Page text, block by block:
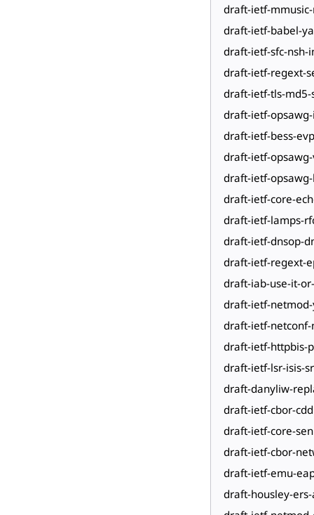
draft-ietf-
draft-ietf-babel-
draft-ietf-sfc-nsh-
draft-ietf-regext-
draft-ietf-tls-
draft-ietf-
draft-ietf-bess-
draft-ietf-
draft-ietf-
draft-ietf-core-
draft-ietf-lamps-
draft-ietf-dnsop-
draft-ietf-regext-
draft-iab-use-it-
draft-ietf-
draft-ietf-
draft-ietf-httpbis-
draft-ietf-lsr-isis-
draft-danyliw-
draft-ietf-cbor-
draft-ietf-core-
draft-ietf-cbor-
draft-ietf-emu-
draft-housley-